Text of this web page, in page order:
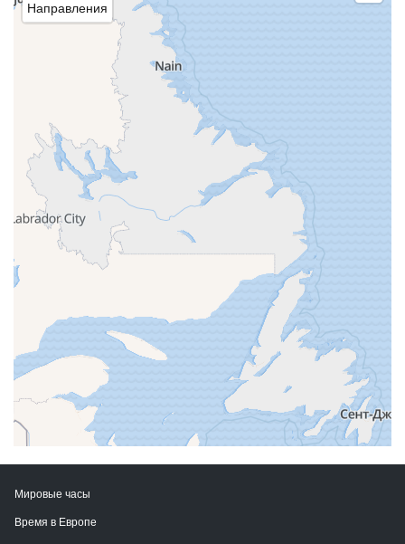
Направления
Мировые часы
Время в Европе